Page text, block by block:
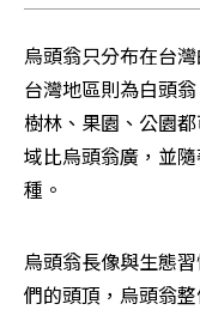
烏頭翁只分布在台
台灣地區則為白頭
樹林、果園、公園
域比烏頭翁廣，並
種。
烏頭翁長像與生態
們的頭頂，烏頭翁